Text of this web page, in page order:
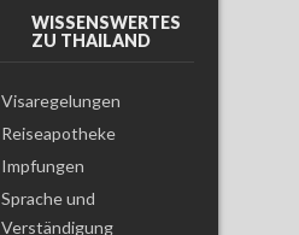
WISSENSWERTES
ZU THAILAND
Visaregelungen
Reiseapotheke
Impfungen
Sprache und
Verständigung